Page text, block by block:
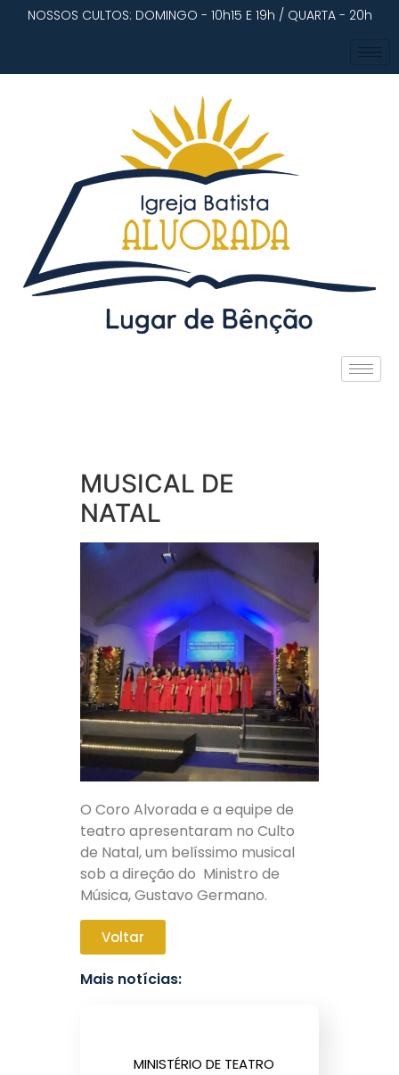
NOSSOS CULTOS: DOMINGO - 10h15 E 19h / QUARTA - 20h
MUSICAL DE
NATAL
O Coro Alvorada e a equipe de
teatro apresentaram no Culto
de Natal, um belíssimo musical
sob a direção do Ministro de
Música, Gustavo Germano.
Voltar
Mais notícias:
MINISTÉRIO DE TEATRO